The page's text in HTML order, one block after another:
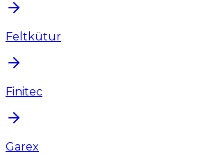
Feltkütur
Finitec
Garex